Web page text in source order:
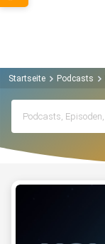
Startseite Podcasts